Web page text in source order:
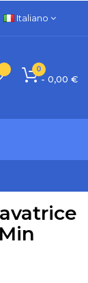
Italiano
0
- 0,00 €